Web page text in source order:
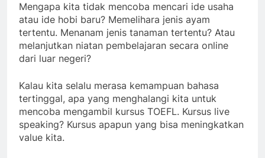
Mengapa kita tidak mencoba mencari ide usaha
atau ide hobi baru? Memelihara jenis ayam
tertentu. Menanam jenis tanaman tertentu? Atau
melanjutkan niatan pembelajaran secara online
dari luar negeri?
Kalau kita selalu merasa kemampuan bahasa
tertinggal, apa yang menghalangi kita untuk
mencoba mengambil kursus TOEFL. Kursus live
speaking? Kursus apapun yang bisa meningkatkan
value kita.